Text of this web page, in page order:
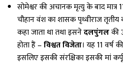
सोमेश्वर की अचानक मृत्यु के बाद मात्र
चौहान वंश का शासक पृथ्वीराज तृतीय
कहा जाता था तथा इसनेदलपुंगलकी
होता हैं –विश्वत विजेता। यह 11 वर्ष
इसलिए इसकी संरक्षिका इसकी मां